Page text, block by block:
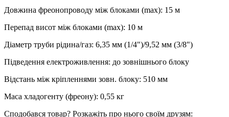
Довжина фреонопроводу між блоками (max): 15 м
Перепад висот між блоками (max): 10 м
Діаметр труби рідина/газ: 6,35 мм (1/4")/9,52 мм (3/8")
Підведення електроживлення: до зовнішнього блоку
Відстань між кріпленнями зовн. блоку: 510 мм
Маса хладогенту (фреону): 0,55 кг
Сподобався товар? Розкажіть про нього своїм друзям: